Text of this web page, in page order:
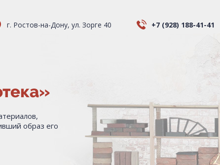
г. Ростов-на-Дону, ул. Зорге 40 +7 (928) 188-41-41
образ его